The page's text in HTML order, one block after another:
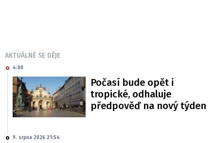
AKTUÁLNĚ SE DĚJE
4:00
Počasí bude opět i
tropické, odhaluje
předpověď na nový týden
9. srpna 2026 21:54